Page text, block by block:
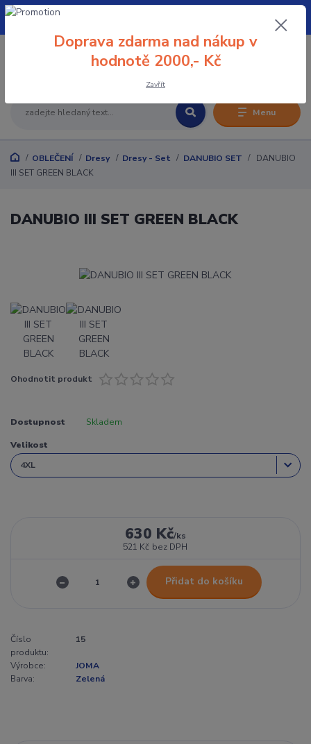
Menu
+420 608 032 114
OBLEČENÍ Dresy Dresy - Set DANUBIO SET
DANUBIO
III SET GREEN BLACK
DANUBIO III SET GREEN BLACK
Ohodnotit produkt
Dostupnost Skladem
Velikost
630 Kč/ks
521 Kč bez DPH
Přidat do košíku
Číslo
produktu:
15
Výrobce:
JOMA
Barva:
Zelená
Doprava zdarma nad nákup v
hodnotě 2000,- Kč
Zavřít